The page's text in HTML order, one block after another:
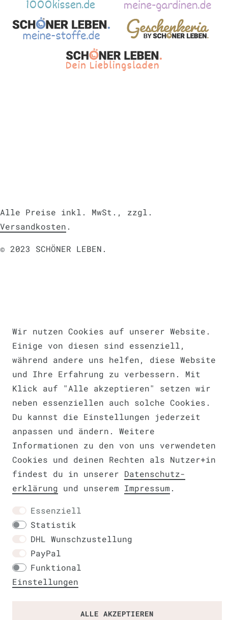
Wir nutzen Cookies auf unserer Website.
Einige von diesen sind essenziell,
während andere uns helfen, diese Website
und Ihre Erfahrung zu verbessern. Mit
Klick auf "Alle akzeptieren" setzen wir
neben essenziellen auch solche Cookies.
Du kannst die Einstellungen jederzeit
anpassen und ändern. Weitere
Informationen zu den von uns verwendeten
Cookies und deinen Rechten als Nutzer+in
findest du in unserer Daten­schutz­
erklärung und unserem Impressum .
Essenziell
Statistik
DHL Wunschzustellung
PayPal
Funktional
Einstellungen
ALLE AKZEPTIEREN
Alle Preise inkl. MwSt., zzgl.
Versandkosten .
© 2023 SCHÖNER LEBEN.
Barrierefreiheitserklärung
Widerrufs­recht VERTRAG WIDERRUFEN